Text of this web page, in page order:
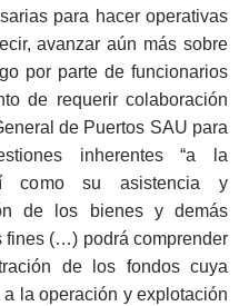
para hacer operativas
avanzar aún más sobre
por parte de funcionarios
de requerir colaboración
de Puertos SAU para
inherentes “a la
como su asistencia y
de los bienes y demás
fines (…) podrá comprender
de los fondos cuya
la operación y explotación